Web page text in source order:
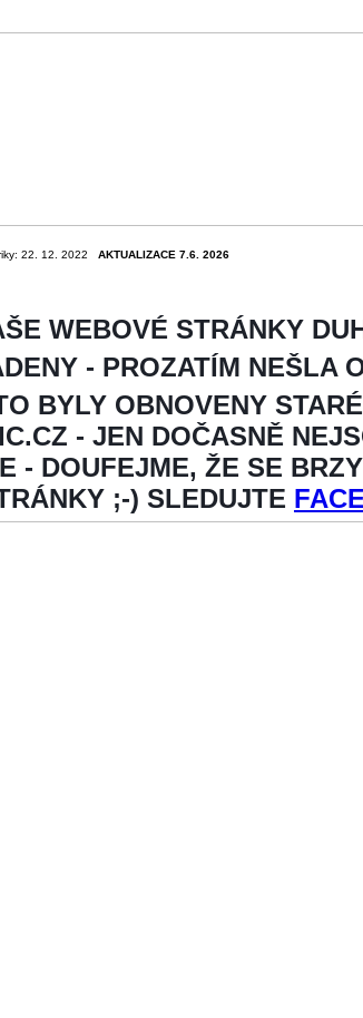
22. 12. 2022 AKTUALIZACE 7.6. 2026
WEBOVÉ STRÁNKY
- PROZATÍM NEŠLA
BYLY OBNOVENY
- JEN DOČASNĚ
- DOUFEJME, ŽE SE
;-) SLEDUJTE